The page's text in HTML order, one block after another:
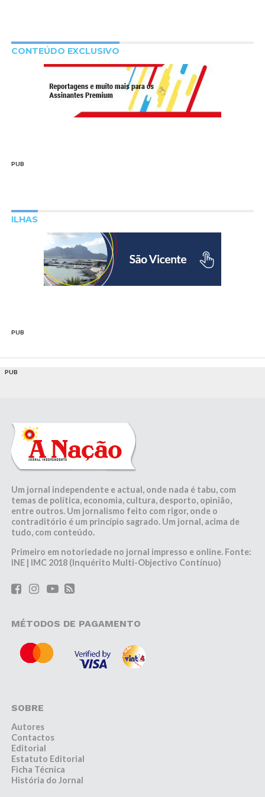
CONTEÚDO EXCLUSIVO
PUB
ILHAS
PUB
PUB
Um jornal independente e actual, onde nada é tabu, com
temas de política, economia, cultura, desporto, opinião,
entre outros. Um jornalismo feito com rigor, onde o
contraditório é um princípio sagrado. Um jornal, acima de
tudo, com conteúdo.
Primeiro em notoriedade no jornal impresso e online. Fonte:
INE | IMC 2018 (Inquérito Multi-Objectivo Contínuo)
MÉTODOS DE PAGAMENTO
SOBRE
Autores
Contactos
Editorial
Estatuto Editorial
Ficha Técnica
História do Jornal